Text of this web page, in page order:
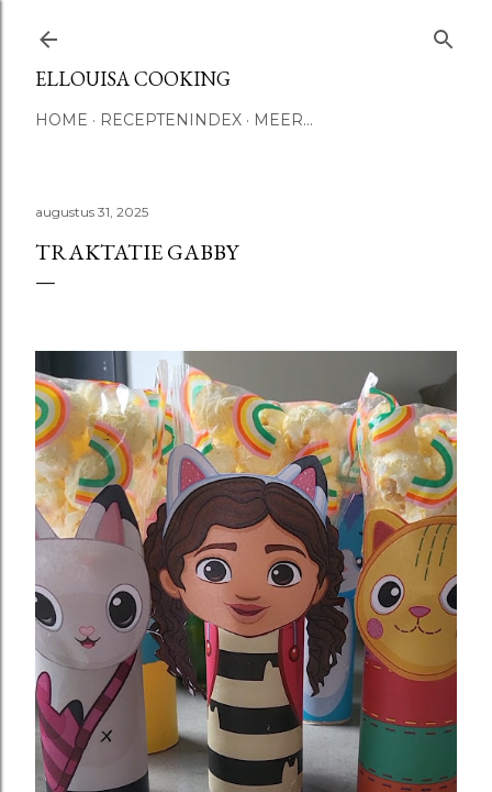
ELLOUISA COOKING
HOME RECEPTENINDEX MEER…
augustus 31, 2025
TRAKTATIE GABBY